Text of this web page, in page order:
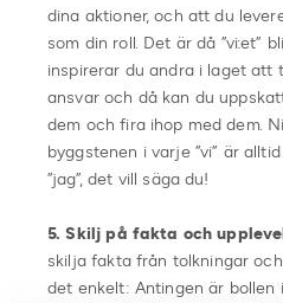
dina aktioner, och att du
som din roll. Det är då ”vi:et”
inspirerar du andra i laget att
ansvar och då kan du
dem och fira ihop med dem. Ni
byggstenen i varje ”vi” är
”jag”, det vill säga du!
5. Skilj på fakta och
skilja fakta från tolkningar
det enkelt: Antingen är bollen